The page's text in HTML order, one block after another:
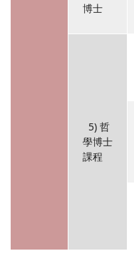
博士
5) 哲
學博士
課程